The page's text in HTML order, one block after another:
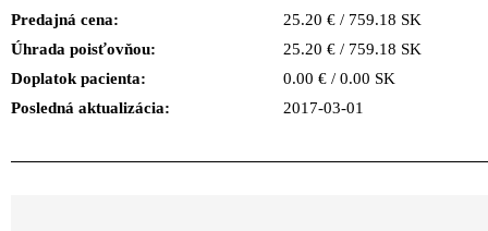
Predajná cena:
25.20 € / 759.18 SK
Úhrada poisťovňou:
25.20 € / 759.18 SK
Doplatok pacienta:
0.00 € / 0.00 SK
Posledná aktualizácia:
2017-03-01